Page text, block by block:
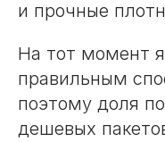
и прочные
На тот момент
правильным
поэтому доля
дешевых